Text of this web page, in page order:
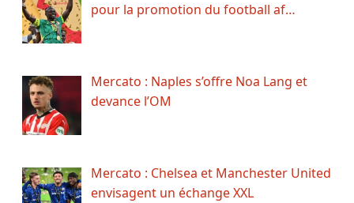
pour la promotion du football af…
Mercato : Naples s’offre Noa Lang et
devance l’OM
Mercato : Chelsea et Manchester United
envisagent un échange XXL